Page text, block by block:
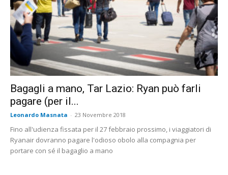
Bagagli a mano, Tar Lazio: Ryan può farli
pagare (per il...
Leonardo Masnata - 23 Novembre 2018
Fino all'udienza fissata per il 27 febbraio prossimo, i viaggiatori di
Ryanair dovranno pagare l'odioso obolo alla compagnia per
portare con sé il bagaglio a mano